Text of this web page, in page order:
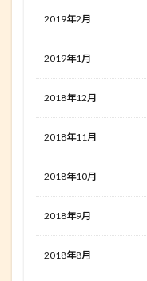
2019年2月
2019年1月
2018年12月
2018年11月
2018年10月
2018年9月
2018年8月